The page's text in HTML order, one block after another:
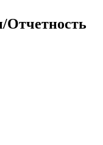
Отчетность